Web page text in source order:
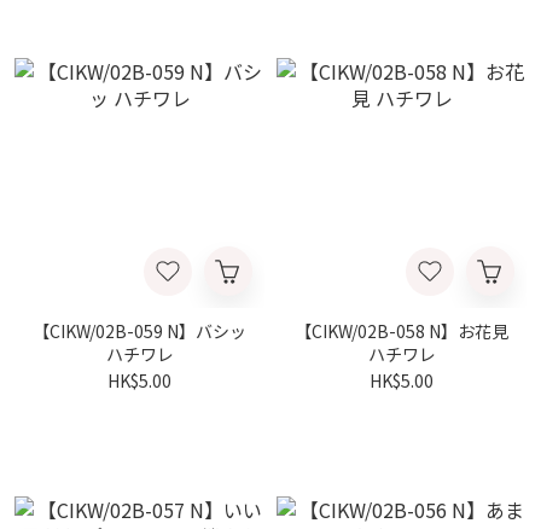
【CIKW/02B-059 N】バシッ
ハチワレ
HK$5.00
【CIKW/02B-058 N】お花見
ハチワレ
HK$5.00